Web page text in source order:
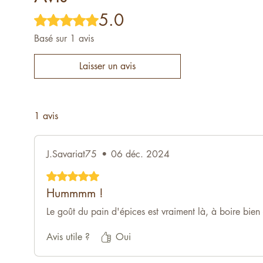
Noté 5 sur 5. 5.0
Basé sur 1 avis
Laisser un avis
1 avis
J.Savariat75 • 06 déc. 2024
Noté 5 sur 5.
Hummmm !
Le goût du pain d'épices est vraiment là, à boire
Avis utile ? Oui